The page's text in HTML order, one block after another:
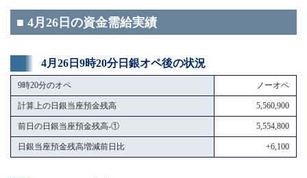
■ 4月26日の資金需給実績
4月26日9時20分日銀オペ後の状況
9時20分のオペ ノーオペ
計算上の日銀当座預金残高 5,560,900
前日の日銀当座預金残高-① 5,554,800
日銀当座預金残高増減前日比 +6,100